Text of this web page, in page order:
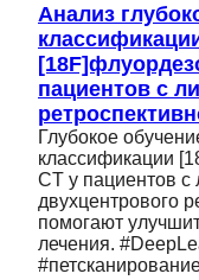
Анализ
пациентов с
Глубокое
классификации
CT у пациентов
двухцентрового
помогают
лечения.